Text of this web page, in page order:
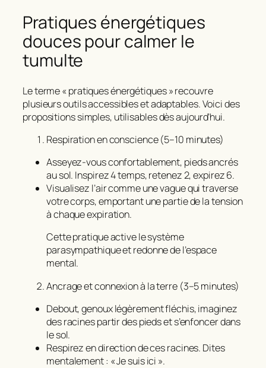
Pratiques énergétiques
douces pour calmer le
tumulte
Le terme « pratiques énergétiques » recouvre
plusieurs outils accessibles et adaptables. Voici des
propositions simples, utilisables dès aujourd’hui.
Respiration en conscience (5–10 minutes)
Asseyez-vous confortablement, pieds ancrés
au sol. Inspirez 4 temps, retenez 2, expirez 6.
Visualisez l’air comme une vague qui traverse
votre corps, emportant une partie de la tension
à chaque expiration.
Cette pratique active le système
parasympathique et redonne de l’espace
mental.
Ancrage et connexion à la terre (3–5 minutes)
Debout, genoux légèrement fléchis, imaginez
des racines partir des pieds et s’enfoncer dans
le sol.
Respirez en direction de ces racines. Dites
mentalement : « Je suis ici ».